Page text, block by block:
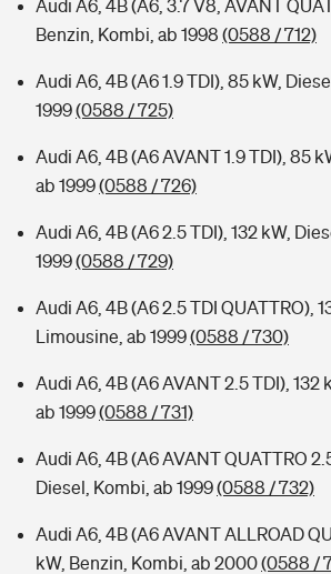
Audi A6, 4B (A6, 3.7 V8, AVANT
Benzin, Kombi, ab 1998 (0588 / 712)
Audi A6, 4B (A6 1.9 TDI), 85 kW,
1999(0588 / 725)
Audi A6, 4B (A6 AVANT 1.9 TDI), 85
ab 1999(0588 / 726)
Audi A6, 4B (A6 2.5 TDI), 132 kW,
1999(0588 / 729)
Audi A6, 4B (A6 2.5 TDI QUATTRO),
Limousine, ab 1999(0588 / 730)
Audi A6, 4B (A6 AVANT 2.5 TDI), 132
ab 1999(0588 / 731)
Audi A6, 4B (A6 AVANT QUATTRO
Diesel, Kombi, ab 1999(0588 / 732)
Audi A6, 4B (A6 AVANT ALLROAD
kW, Benzin, Kombi, ab 2000(0588 /